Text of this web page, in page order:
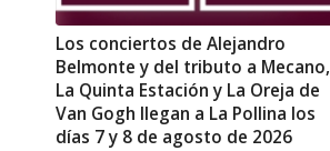
Los conciertos de Alejandro
Belmonte y del tributo a Mecano,
La Quinta Estación y La Oreja de
Van Gogh llegan a La Pollina los
días 7 y 8 de agosto de 2026